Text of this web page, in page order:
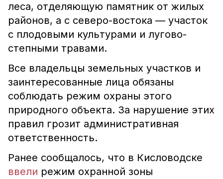
леса, отделяющую памятник от жилых
районов, а с северо-востока — участок
с плодовыми культурами и лугово-
степными травами.
Все владельцы земельных участков и
заинтересованные лица обязаны
соблюдать режим охраны этого
природного объекта. За нарушение этих
правил грозит административная
ответственность.
Ранее сообщалось, что в Кисловодске
ввели режим охранной зоны